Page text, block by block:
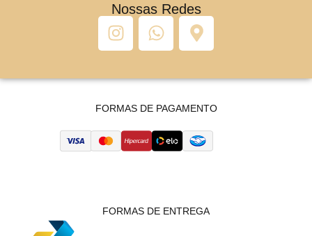
Nossas Redes
FORMAS DE PAGAMENTO
FORMAS DE ENTREGA